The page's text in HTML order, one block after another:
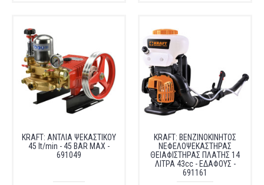
KRAFT: ΑΝΤΛΙΑ ΨΕΚΑΣΤΙΚΟΥ
45 lt/min - 45 BAR MAX -
691049
KRAFT: ΒΕΝΖΙΝΟΚΙΝΗΤΟΣ
ΝΕΦΕΛΟΨΕΚΑΣΤΗΡΑΣ
ΘΕΙΑΦΙΣΤΗΡΑΣ ΠΛΑΤΗΣ 14
ΛΙΤΡΑ 43cc - ΕΔΑΦΟΥΣ -
691161